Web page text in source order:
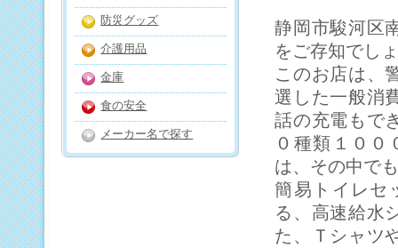
静岡市駿河区
をご存知でし
このお店は、
選した一般消
話の充電もで
０種類１００
は、その中で
簡易トイレセ
る、高速給水
た、Ｔシャツ
防災グッズ
介護用品
金庫
食の安全
メーカー名で探す